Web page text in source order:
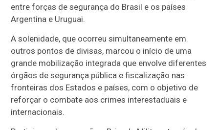
entre forças de segurança do Brasil e os países
Argentina e Uruguai.
A solenidade, que ocorreu simultaneamente em
outros pontos de divisas, marcou o início de uma
grande mobilização integrada que envolve diferentes
órgãos de segurança pública e fiscalização nas
fronteiras dos Estados e países, com o objetivo de
reforçar o combate aos crimes interestaduais e
internacionais.